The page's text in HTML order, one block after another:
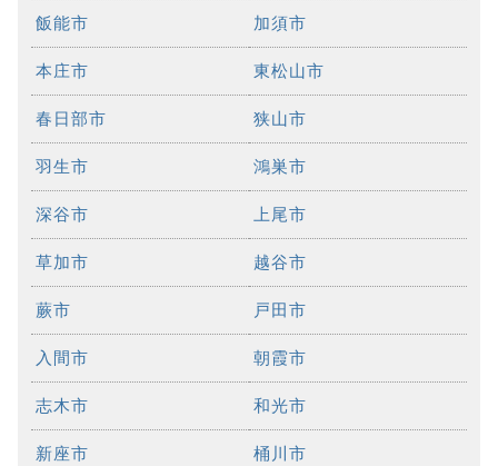
飯能市 加須市
本庄市 東松山市
春日部市 狭山市
羽生市 鴻巣市
深谷市 上尾市
草加市 越谷市
蕨市 戸田市
入間市 朝霞市
志木市 和光市
新座市 桶川市